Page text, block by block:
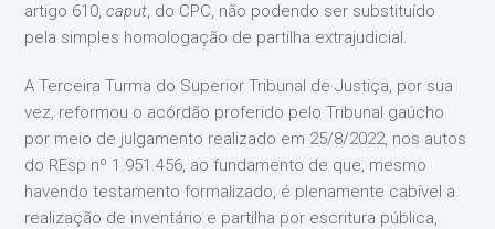
artigo 610,caput, do CPC, não podendo ser substituído
pela simples homologação de partilha extrajudicial.
A Terceira Turma do Superior Tribunal de Justiça, por sua
vez, reformou o acórdão proferido pelo Tribunal gaúcho
por meio de julgamento realizado em 25/8/2022, nos autos
do REsp nº 1.951.456, ao fundamento de que, mesmo
havendo testamento formalizado, é plenamente cabível a
realização de inventário e partilha por escritura pública,